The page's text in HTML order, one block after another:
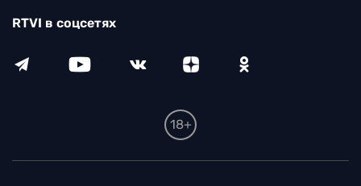
RTVI в соцсетях
18+